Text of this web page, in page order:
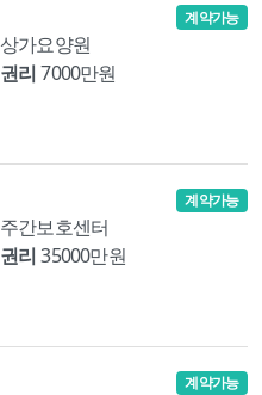
상가요양원
권리 7000만원
계약가능
주간보호센터
권리 35000만원
계약가능
계약가능